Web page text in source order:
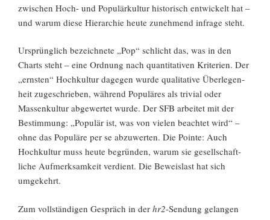
zwischen Hoch- und Populär­kultur histo­risch entwickelt hat –
und warum diese Hier­archie heute zuneh­mend infrage steht.
Ursprünglich bezeichnete „Pop“ schlicht das, was in den
Charts steht – eine Ord­nung nach quanti­tativen Krite­rien. Der
„ernsten“ Hoch­kultur dagegen wurde quali­tative Über­legen­
heit zuge­schrieben, während Popu­läres als trivial oder
Massen­kultur abge­wertet wurde. Der SFB arbeitet mit der
Bestimmung: „Populär ist, was von vielen beachtet wird“ –
ohne das Popu­läre per se abzu­werten. Die Pointe: Auch
Hoch­kultur muss heute begründen, warum sie gesell­schaft­
liche Aufmerk­samkeit verdient. Die Beweis­last hat sich
umgekehrt.
Zum vollständigen Gespräch in der hr2-Sendung gelangen